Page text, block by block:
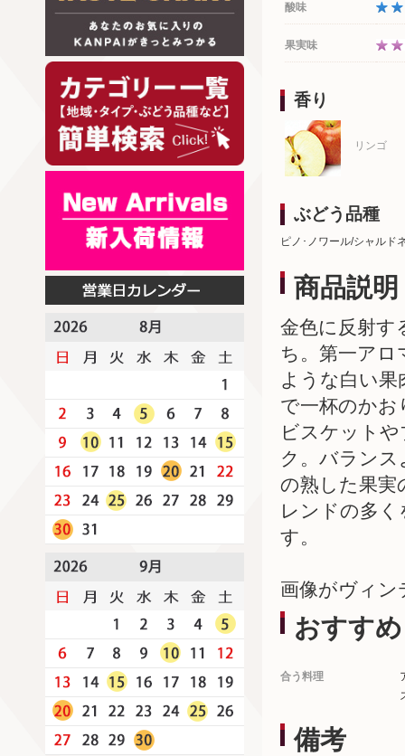
酸味
果実味
香り
リンゴ
ぶどう品種
ピノ･ノワール/シャルド
商品説明
金色に反射す
ち。第一ア
ような白い
で一杯のかお
ビスケット
ク。バラン
の熟した果実
レンドの多
す。
画像がヴィン
おすすめ
合う料理
備考